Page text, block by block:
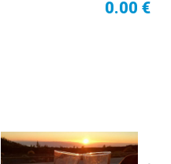
0.00 €